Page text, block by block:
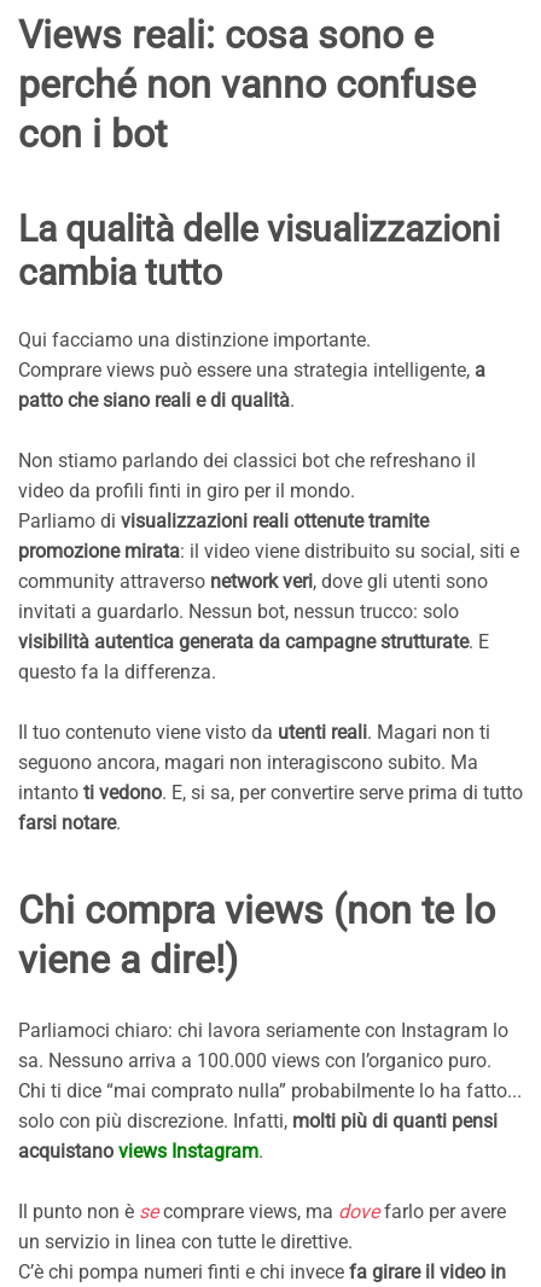
Views reali: cosa sono e
perché non vanno confuse
con i bot
La qualità delle visualizzazioni
cambia tutto
Qui facciamo una distinzione importante.
Comprare views può essere una strategia intelligente, a
patto che siano reali e di qualità.
Non stiamo parlando dei classici bot che refreshano il
video da profili finti in giro per il mondo.
Parliamo di visualizzazioni reali ottenute tramite
promozione mirata: il video viene distribuito su social, siti e
community attraverso network veri, dove gli utenti sono
invitati a guardarlo. Nessun bot, nessun trucco: solo
visibilità autentica generata da campagne strutturate. E
questo fa la differenza.
Il tuo contenuto viene visto da utenti reali. Magari non ti
seguono ancora, magari non interagiscono subito. Ma
intanto ti vedono. E, si sa, per convertire serve prima di tutto
farsi notare.
Chi compra views (non te lo
viene a dire!)
Parliamoci chiaro: chi lavora seriamente con Instagram lo
sa. Nessuno arriva a 100.000 views con l’organico puro.
Chi ti dice “mai comprato nulla” probabilmente lo ha fatto...
solo con più discrezione. Infatti, molti più di quanti pensi
acquistano views Instagram.
Il punto non è secomprare views, ma dovefarlo per avere
un servizio in linea con tutte le direttive.
C’è chi pompa numeri finti e chi invece fa girare il video in